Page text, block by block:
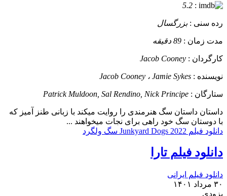
:
5.2
رده سنی :بزرگسال
مدت زمان : 89 دقیقه
کارگردان : Jacob Cooney
نویسنده : Jacob Cooney ، Jamie Sykes
ستارگان : Patrick Muldoon, Sal Rendino, Nick Principe
داستان داستان سگ هنرمندی را روایت میکند با زبانی طنز آمیز که
با دوستان سگ خود راهی برای نجات میخواهند ...
دانلود فیلم Junkyard Dogs 2022 سگ ولگرد
دانلود فیلم تارا
دانلود فیلم ایرانی
۳۰ مرداد ۱۴۰۱
بزودی